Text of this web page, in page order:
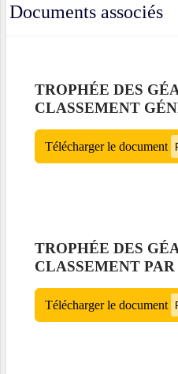
Documents associés
TROPHÉE DES
CLASSEMENT
Télécharger le document
TROPHÉE DES
CLASSEMENT
Télécharger le document